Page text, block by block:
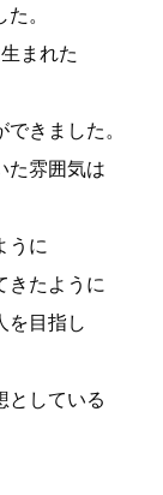
。
まれた
きました。
た雰囲気は
うに
きたように
を目指し
としている